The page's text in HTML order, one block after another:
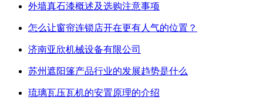
外墙真石漆概述及选购注意事项
怎么让窗帘连锁店开在更有人气的位置？
济南亚欣机械设备有限公司
苏州遮阳篷产品行业的发展趋势是什么
琉璃瓦压瓦机的安置原理的介绍